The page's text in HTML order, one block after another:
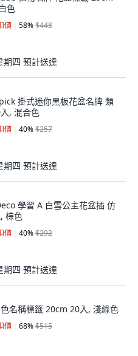
色
價 58%$448
期四 預計送達
掛式迷你黑板花盆名牌 類
, 混合色
價 40%$257
期四 預計送達
學習 A 白雪公主花盆插 仿
棕色
價 40%$292
期四 預計送達
名稱標籤 20cm 20入, 淺綠色
價 68%$515